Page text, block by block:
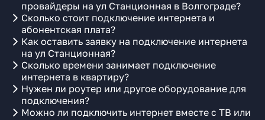
провайдеры на ул Станционная в Волгограде?
Сколько стоит подключение интернета и
абонентская плата?
Как оставить заявку на подключение интернета
на ул Станционная?
Сколько времени занимает подключение
интернета в квартиру?
Нужен ли роутер или другое оборудование для
подключения?
Можно ли подключить интернет вместе с ТВ или